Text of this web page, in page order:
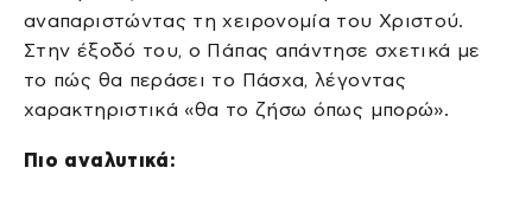
αναπαριστώντας τη χειρονομία του Χριστού.
Στην έξοδό του, ο Πάπας απάντησε σχετικά με
το πώς θα περάσει το Πάσχα, λέγοντας
χαρακτηριστικά «θα το ζήσω όπως μπορώ».
Πιο αναλυτικά: